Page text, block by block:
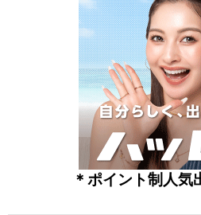
＊ポイント制人気